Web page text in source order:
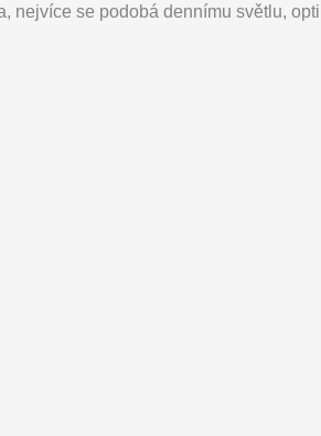
nejvíce se podobá dennímu světlu,